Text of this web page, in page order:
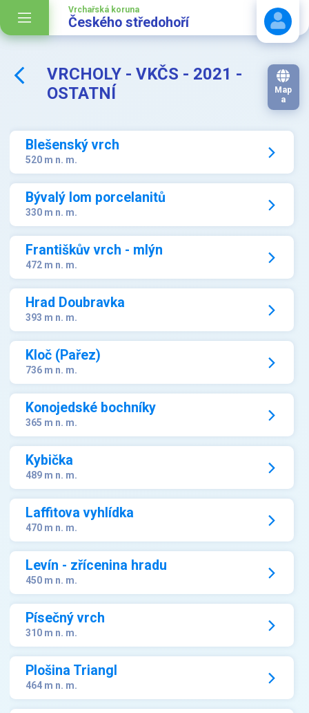
Vrchařská koruna
Českého středohoří
Stáhnout návod
VRCHOLY - VKČS - 2021 -
OSTATNÍ
Map
a
Blešenský vrch
520 m n. m.
Bývalý lom porcelanitů
330 m n. m.
Františkův vrch - mlýn
472 m n. m.
Hrad Doubravka
393 m n. m.
Kloč (Pařez)
736 m n. m.
Konojedské bochníky
365 m n. m.
Kybička
489 m n. m.
Laffitova vyhlídka
470 m n. m.
Levín - zřícenina hradu
450 m n. m.
Písečný vrch
310 m n. m.
Plošina Triangl
464 m n. m.